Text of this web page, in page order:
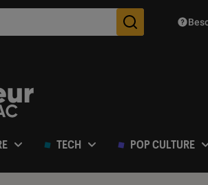
Des
TECH POP CULTURE